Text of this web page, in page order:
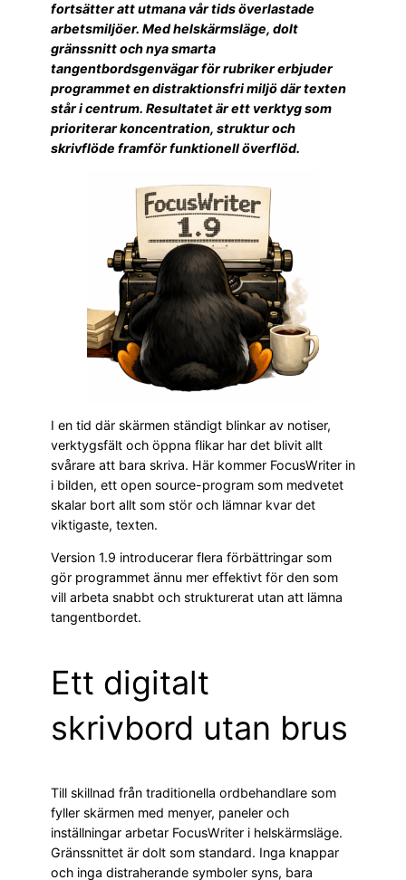
fortsätter att utmana vår tids överlastade
arbetsmiljöer. Med helskärmsläge, dolt
gränssnitt och nya smarta
tangentbordsgenvägar för rubriker erbjuder
programmet en distraktionsfri miljö där texten
står i centrum. Resultatet är ett verktyg som
prioriterar koncentration, struktur och
skrivflöde framför funktionell överflöd.
I en tid där skärmen ständigt blinkar av notiser,
verktygsfält och öppna flikar har det blivit allt
svårare att bara skriva. Här kommer FocusWriter in
i bilden, ett open source-program som medvetet
skalar bort allt som stör och lämnar kvar det
viktigaste, texten.
Version 1.9 introducerar flera förbättringar som
gör programmet ännu mer effektivt för den som
vill arbeta snabbt och strukturerat utan att lämna
tangentbordet.
Ett digitalt
skrivbord utan brus
Till skillnad från traditionella ordbehandlare som
fyller skärmen med menyer, paneler och
inställningar arbetar FocusWriter i helskärmsläge.
Gränssnittet är dolt som standard. Inga knappar
och inga distraherande symboler syns, bara